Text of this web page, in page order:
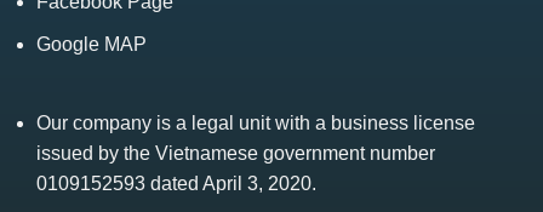
Google MAP
Our company is a legal unit with a business license
issued by the Vietnamese government number
0109152593 dated April 3, 2020.